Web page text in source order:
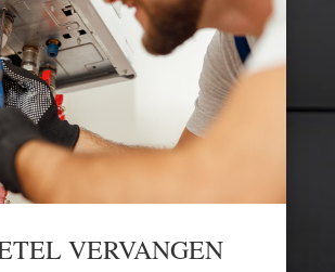
VERVANGEN